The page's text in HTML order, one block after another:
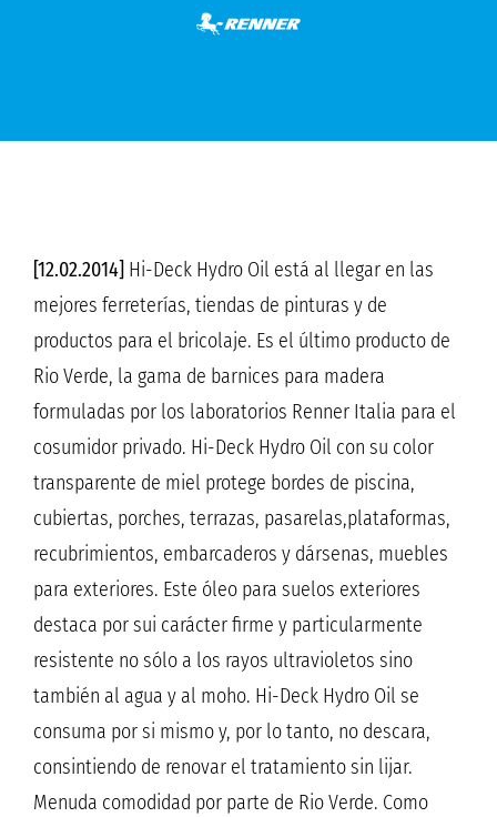
[12.02.2014] Hi-Deck Hydro Oil está al llegar en las
mejores ferreterías, tiendas de pinturas y de
productos para el bricolaje. Es el último producto de
Rio Verde, la gama de barnices para madera
formuladas por los laboratorios Renner Italia para el
cosumidor privado. Hi-Deck Hydro Oil con su color
transparente de miel protege bordes de piscina,
cubiertas, porches, terrazas, pasarelas,plataformas,
recubrimientos, embarcaderos y dársenas, muebles
para exteriores. Este óleo para suelos exteriores
destaca por sui carácter firme y particularmente
resistente no sólo a los rayos ultravioletos sino
también al agua y al moho. Hi-Deck Hydro Oil se
consuma por si mismo y, por lo tanto, no descara,
consintiendo de renovar el tratamiento sin lijar.
Menuda comodidad por parte de Rio Verde. Como